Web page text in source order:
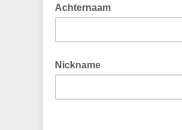
Achternaam
Nickname